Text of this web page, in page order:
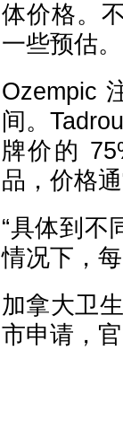
体价格。
一些预估。
Ozempic
间。
牌价的
品，价格
“具体到不
情况下，
加拿大卫
市申请，